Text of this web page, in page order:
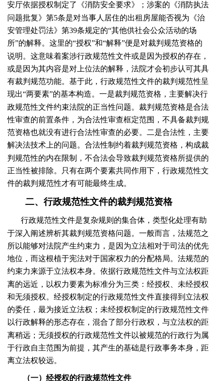
安厅依据授权制定了《消防安全要求》；涉案的《消防执法
问题批复》第5条是对当事人居住的出租房屋能否视为《治
安管理处罚法》第39条规定的“其他供社会公众活动的场
所”的解释。这里的“授权”和“解释”便是对裁判规范资格的
说明。这意味着案涉行政规范性文件或是因为授权的存在，
或是因为其内容是对上位法的解释，法院才会初步认可其具
有裁判规范功能。基于此，行政规范性文件的裁判规范性呈
现出“两要素”的基本构造。一是裁判规范资格，主要解决行
政规范性文件约束法院的正当性问题。裁判规范资格是合法
性审查的前置条件，为合法性审查框定范围，不具备裁判规
范资格也就没有进行合法性审查的必要。二是合法性，主要
解决法技术上的问题。合法性制约着裁判规范资格，构成裁
判规范性的内在限制，不合法会导致裁判规范资格所提供的
正当性被排除。只有在两个要素共同作用下，行政规范性文
件的裁判规范性才有可能最终生成。
二、行政规范性文件的裁判规范资格
行政规范性文件是复杂规则的集合体，类型化处理有助
于深入阐述辨析其裁判规范资格问题。一般而言，法规范之
所以能够对法院产生约束力，是因为立法相对于司法的优先
地位，而这根植于宪法对于国家权力的分配格局。法规范的
约束力来源于立法权本身。依据行政规范性文件与立法权距
离的远近，以权力要素为标准分为三类：经授权、未经授权
和无须授权。经授权制定的行政规范性文件直接得到立法权
的委任，最为接近立法权；未经授权制定的行政规范性文件
以行政解释的形态存在，混合了部分行政权，与立法权的距
离稍远；无须授权的行政规范性文件以被规范的行政行为属
于行政自主范围为前提，其产生的基础是行政事务本身，距
离立法权较远。
（一）经授权的行政规范性文件